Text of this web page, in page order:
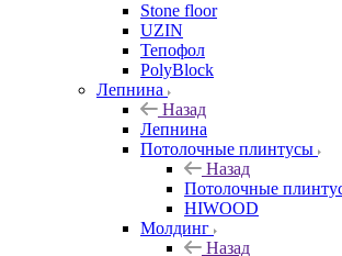
Stone floor
UZIN
Тепофол
PolyBlock
Лепнина
Назад
Лепнина
Потолочные плинтусы
Назад
Потолочные
HIWOOD
Молдинг
Назад